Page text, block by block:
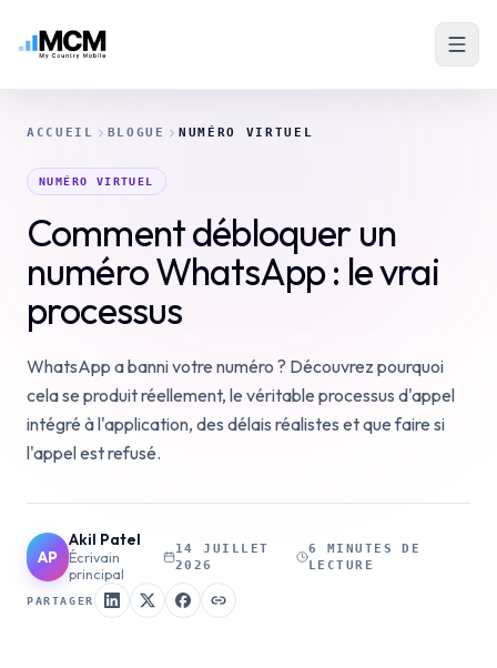
ACCUEIL BLOGUE NUMÉRO VIRTUEL
NUMÉRO VIRTUEL
Comment débloquer un
numéro WhatsApp : le vrai
processus
WhatsApp a banni votre numéro ? Découvrez pourquoi
cela se produit réellement, le véritable processus d'appel
intégré à l'application, des délais réalistes et que faire si
l'appel est refusé.
AP
Akil Patel
Écrivain
principal
14 JUILLET
2026
6 MINUTES DE
LECTURE
PARTAGER